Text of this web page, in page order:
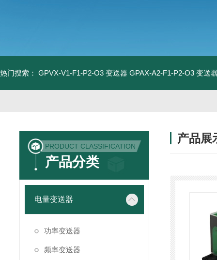
热门搜索： GPVX-V1-F1-P2-O3 变送器 GPAX-A2-F1-P2-O3 变送
PRODUCT CLASSIFICATION
产品分类
电量变送器
功率变送器
频率变送器
产品展